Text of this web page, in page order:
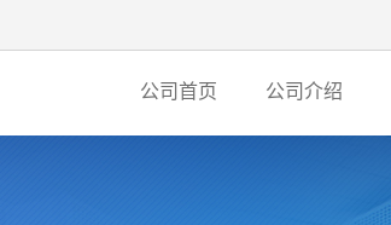
公司首页 公司介绍